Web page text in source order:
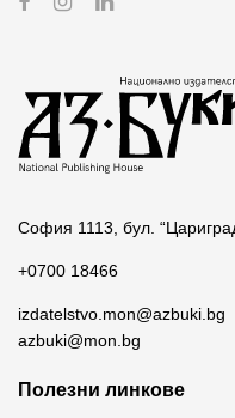
София 1113, бул.
+0700 18466
izdatelstvo.mon@azbuki.bg
azbuki@mon.bg
Полезни линкове